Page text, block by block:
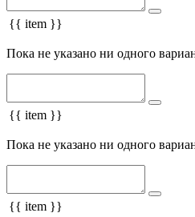
{{ item }}
Пока не указано ни одного
{{ item }}
Пока не указано ни одного
{{ item }}